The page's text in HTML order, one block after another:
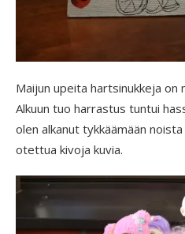
Maijun upeita hartsinukkeja on
Alkuun tuo harrastus tuntui
olen alkanut tykkäämään
otettua kivoja kuvia.